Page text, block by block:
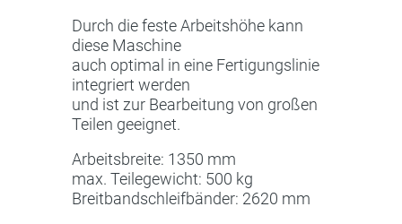
Durch die feste Arbeitshöhe kann
diese Maschine
auch optimal in eine Fertigungslinie
integriert werden
und ist zur Bearbeitung von großen
Teilen geeignet.
Arbeitsbreite: 1350 mm
max. Teilegewicht: 500 kg
Breitbandschleifbänder: 2620 mm